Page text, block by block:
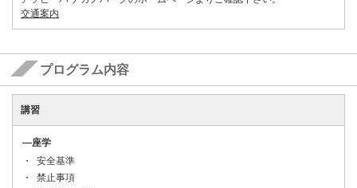
交通案内
プログラム内容
講習
―座学
安全基準
禁止事項